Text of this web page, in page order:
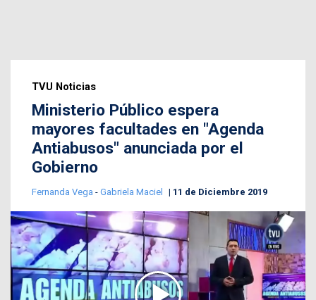
TVU Noticias
Ministerio Público espera
mayores facultades en "Agenda
Antiabusos" anunciada por el
Gobierno
Fernanda Vega - Gabriela Maciel 11 de Diciembre 2019